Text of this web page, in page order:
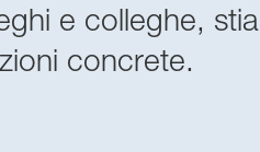
e colleghe, stia
concrete.